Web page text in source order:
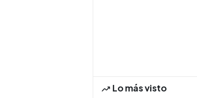
Lo más visto